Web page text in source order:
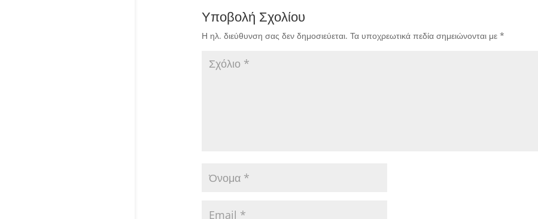
Υποβολή Σχολίου
Η ηλ. διεύθυνση σας δεν δημοσιεύεται. Τα υποχρεωτικά πεδία σημειώνονται με *